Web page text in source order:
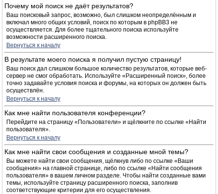
Почему мой поиск не даёт результатов?
Ваш поисковый запрос, возможно, был слишком неопределённым и
включал много общих условий, поиск по которым в phpBB3 не
осуществляется. Для более тщательного поиска используйте
возможности расширенного поиска.
Вернуться к началу
В результате моего поиска я получил пустую страницу!
Ваш поиск дал слишком большое количество результатов, которые веб-
сервер не смог обработать. Используйте «Расширенный поиск», более
точно задавайте условия поиска и форумы, на которых он должен быть
осуществлён.
Вернуться к началу
Как мне найти пользователя конференции?
Перейдите на страницу «Пользователи» и щёлкните по ссылке «Найти
пользователя».
Вернуться к началу
Как мне найти свои сообщения и созданные мной темы?
Вы можете найти свои сообщения, щёлкнув либо по ссылке «Ваши
сообщения» на главной странице, либо по ссылке «Найти сообщения
пользователя» в вашем личном разделе. Чтобы найти созданные вами
темы, используйте страницу расширенного поиска, заполнив
соответствующие критерии для его осуществления.